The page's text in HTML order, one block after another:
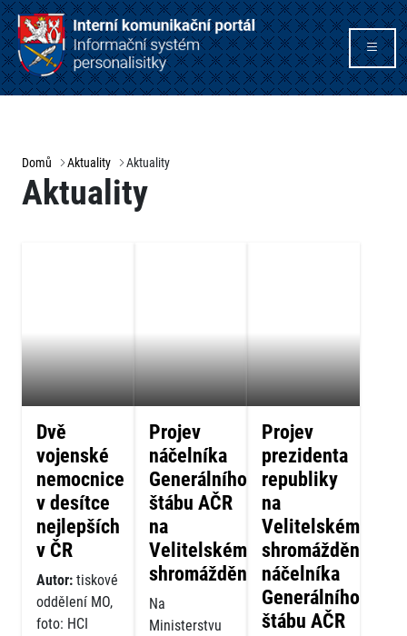
Domů Aktuality Aktuality
Aktuality
Dvě
vojenské
nemocnice
v desítce
nejlepších
v ČR
Autor: tiskové
oddělení MO,
foto: HCI
Projev
náčelníka
Generálního
štábu AČR
na
Velitelském
shromáždění
Na
Ministerstvu
Projev
prezidenta
republiky
na
Velitelském
shromáždění
náčelníka
Generálního
štábu AČR